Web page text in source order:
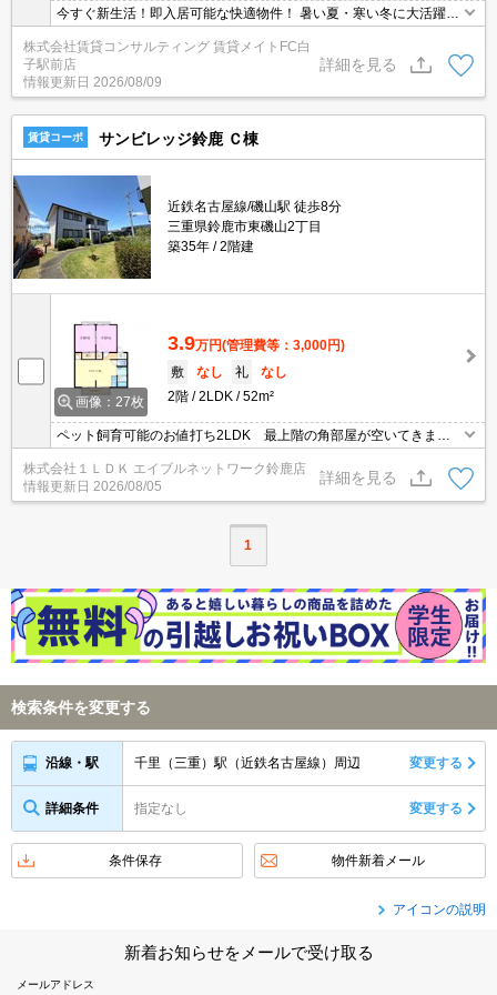
今すぐ新生活！即入居可能な快適物件！ 暑い夏・寒い冬に大活躍の
エアコン♪エアコン付き物件ならオールシーズン快適に過ごせます◎
株式会社賃貸コンサルティング 賃貸メイトFC白
子駅前店
情報更新日 2026/08/09
詳細を見る
賃貸コーポ サンビレッジ鈴鹿 Ｃ棟
近鉄名古屋線/磯山駅 徒歩8分
三重県鈴鹿市東磯山2丁目
築35年
2階建
画像：27枚
3.9万円(管理費等：3,000円)
敷
なし 礼
なし
2階
2LDK 52m²
ペット飼育可能のお値打ち2LDK 最上階の角部屋が空いてきます
よ(*^_^*) 津方面にもアクセス便利な立地環境♪
株式会社１ＬＤＫ エイブルネットワーク鈴鹿店
情報更新日 2026/08/05
詳細を見る
1
検索条件を変更する
沿線・駅 千里（三重）駅（近鉄名古屋線）周辺 変更する
詳細条件 指定なし 変更する
条件保存 物件新着メール
アイコンの説明
新着お知らせをメールで受け取る
メールアドレス